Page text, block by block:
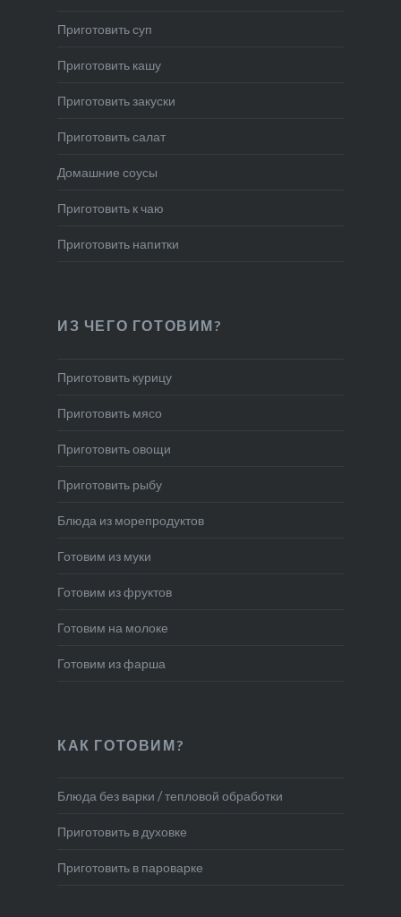
Приготовить суп
Приготовить кашу
Приготовить закуски
Приготовить салат
Домашние соусы
Приготовить к чаю
Приготовить напитки
ИЗ ЧЕГО ГОТОВИМ?
Приготовить курицу
Приготовить мясо
Приготовить овощи
Приготовить рыбу
Блюда из морепродуктов
Готовим из муки
Готовим из фруктов
Готовим на молоке
Готовим из фарша
КАК ГОТОВИМ?
Блюда без варки / тепловой обработки
Приготовить в духовке
Приготовить в пароварке